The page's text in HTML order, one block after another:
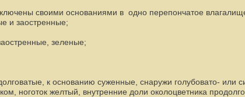
своими основаниями в одно перепончатое
и заостренные;
зеленые;
к основанию суженные, снаружи голубовато- или
ноготок желтый, внутренние доли околоцветника